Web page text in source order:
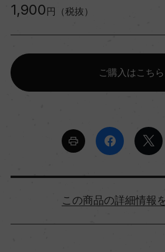
1,900 円（税抜）
ご購入はこちら
詳細情報